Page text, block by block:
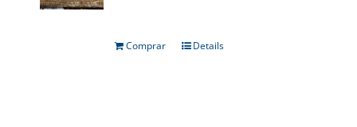
Comprar Details